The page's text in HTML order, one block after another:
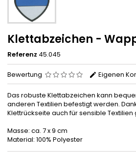
Klettabzeichen -
Referenz 45.045
Bewertung Eigenen
Das robuste Klettabzeichen kann
anderen Textilien befestigt werden.
Klettrückseite auch für sensible Textilien
Masse: ca. 7 x 9 cm
Material: 100% Polyester